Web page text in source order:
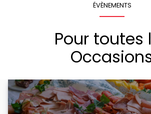
ÉVÈNEMENTS
Pour toutes